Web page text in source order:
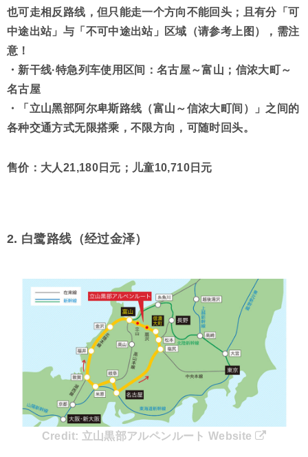
也可走相反路线，但只能走一个方向不能回头；且有分「可
中途出站」与「不可中途出站」区域（请参考上图），需注
意！
・新干线·特急列车使用区间：名古屋～富山；信浓大町～
名古屋
・「立山黑部阿尔卑斯路线（富山～信浓大町间）」之间的
各种交通方式无限搭乘，不限方向，可随时回头。
售价：大人21,180日元；儿童10,710日元
2. 白鹭路线（经过金泽）
Credit: 立山黒部アルペンルート Website